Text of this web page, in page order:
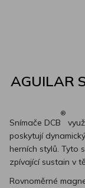
AGUILAR
Snímače DCB
®
poskytují
herních stylů. Tyto
zpívající sustain v
Rovnoměrné